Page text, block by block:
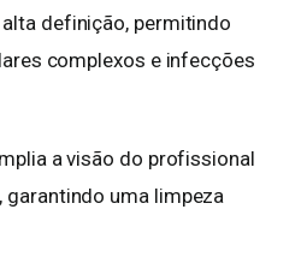
definição, permitindo
complexos e infecções
a visão do profissional
uma limpeza